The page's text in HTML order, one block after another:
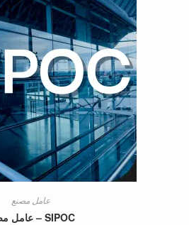
عامل مصنع
SIPOC – عامل مصنع